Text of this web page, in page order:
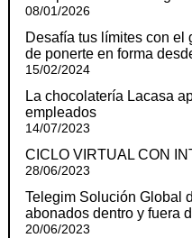
08/01/2026
Desafía tus límites con el
de ponerte en forma
15/02/2024
La chocolatería Lacasa
empleados
14/07/2023
CICLO VIRTUAL CON
28/06/2023
Telegim Solución Global
abonados dentro y fuera
20/06/2023